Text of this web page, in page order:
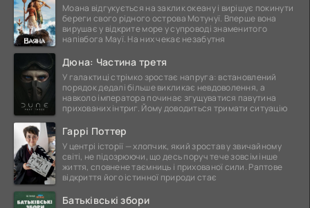
Моана відгукується на заклик океану і вирішує покинути
береги свого рідного острова Мотунуї. Вперше вона
вирушає у відкрите море у супроводі знаменитого
напівбога Мауї. На них чекає незабутня
Дюна: Частина третя
У галактиці стрімко зростає напруга: встановлений
порядок дедалі більше викликає невдоволення, а
навколо імператора починає згущуватися павутина
прихованих інтриг. Йому доводиться тримати ситуацію
Гаррі Поттер
У центрі історії — хлопчик, який зростав у звичайному
світі, не підозрюючи, що десь поруч тече зовсім інше
життя, сповнене таємниць і прихованої сили. Раптове
відкриття його істинної природи стає
Батьківські збори